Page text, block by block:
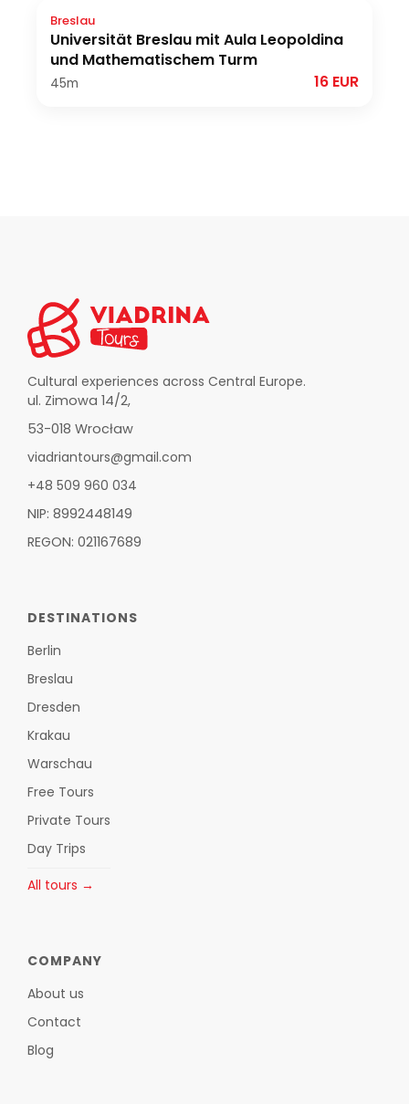
Breslau
Universität Breslau mit Aula Leopoldina
und Mathematischem Turm
45m 16 EUR
Cultural experiences across Central Europe.
ul. Zimowa 14/2,
53-018 Wrocław
viadriantours@gmail.com
+48 509 960 034
NIP: 8992448149
REGON: 021167689
DESTINATIONS
Berlin
Breslau
Dresden
Krakau
Warschau
Free Tours
Private Tours
Day Trips
All tours →
COMPANY
About us
Contact
Blog